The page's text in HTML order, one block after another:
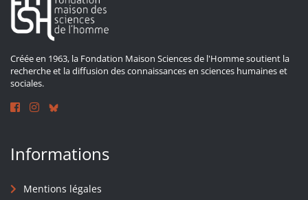
Créée en 1963, la Fondation Maison Sciences de l'Homme soutient la
recherche et la diffusion des connaissances en sciences humaines et
sociales.
Informations
Mentions légales